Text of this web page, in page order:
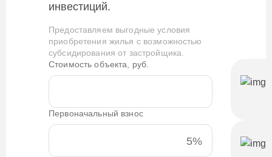
инвестиций.
Предоставляем выгодные условия
приобретения жилья с возможностью
субсидирования от застройщика.
Стоимость объекта, руб.
Первоначальный взнос
5%